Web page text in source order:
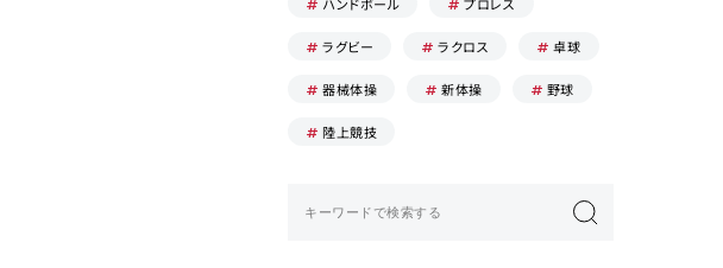
ラグビー ラクロス 卓球
器械体操 新体操 野球
陸上競技